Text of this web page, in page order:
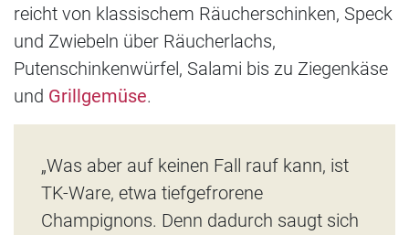
reicht von klassischem Räucherschinken, Speck
und Zwiebeln über Räucherlachs,
Putenschinkenwürfel, Salami bis zu Ziegenkäse
und Grillgemüse.
„Was aber auf keinen Fall rauf kann, ist
TK-Ware, etwa tiefgefrorene
Champignons. Denn dadurch saugt sich